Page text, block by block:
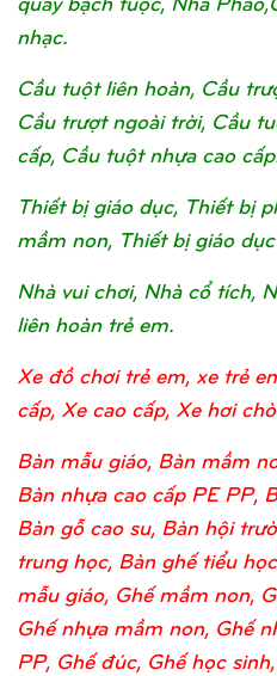
nhạc.
Cầu tuột liên hoàn, Cầu
Cầu trượt ngoài trời, Cầu
cấp, Cầu tuột nhựa cao
Thiết bị giáo dục, Thiết bị
mầm non, Thiết bị giáo
Nhà vui chơi, Nhà cổ tích,
liên hoàn trẻ em.
Xe đồ chơi trẻ em, xe trẻ
cấp, Xe cao cấp, Xe hơi
Bàn mẫu giáo, Bàn mầm
Bàn nhựa cao cấp PE PP,
Bàn gỗ cao su, Bàn hội
trung học, Bàn ghế tiểu
mẫu giáo, Ghế mầm non,
Ghế nhựa mầm non, Ghế
PP, Ghế đúc, Ghế học